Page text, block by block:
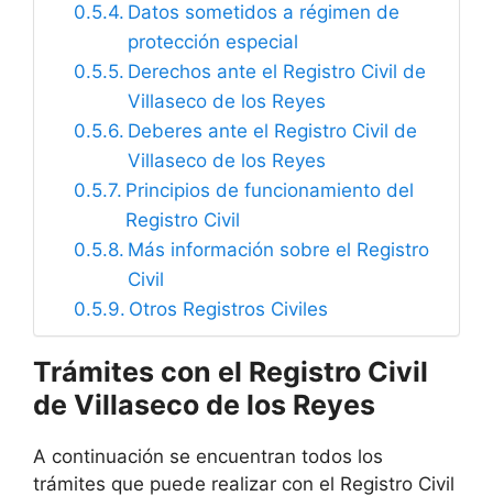
Datos sometidos a régimen de
protección especial
Derechos ante el Registro Civil de
Villaseco de los Reyes
Deberes ante el Registro Civil de
Villaseco de los Reyes
Principios de funcionamiento del
Registro Civil
Más información sobre el Registro
Civil
Otros Registros Civiles
Trámites con el Registro Civil
de Villaseco de los Reyes
A continuación se encuentran todos los
trámites que puede realizar con el Registro Civil